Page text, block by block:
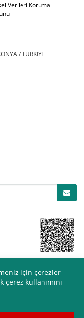
için çerezler
kullanımını
Verileri Koruma
/ TÜRKİYE
|Kişisel
Devamı